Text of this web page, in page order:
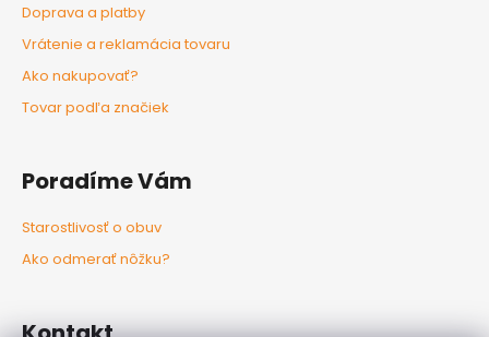
Doprava a platby
Vrátenie a reklamácia tovaru
Ako nakupovať?
Tovar podľa značiek
Poradíme Vám
Starostlivosť o obuv
Ako odmerať nôžku?